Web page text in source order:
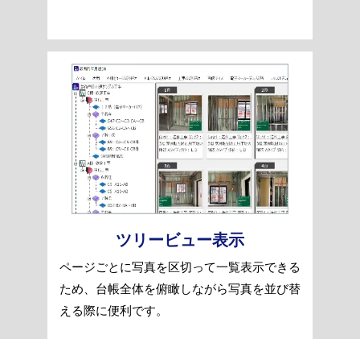
ツリービュー表示
ページごとに写真を区切って一覧表示できる
ため、台帳全体を俯瞰しながら写真を並び替
える際に便利です。